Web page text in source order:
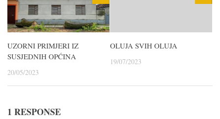
UZORNI PRIMJERI IZ
SUSJEDNIH OPĆINA
20/05/2023
OLUJA SVIH OLUJA
19/07/2023
1 RESPONSE